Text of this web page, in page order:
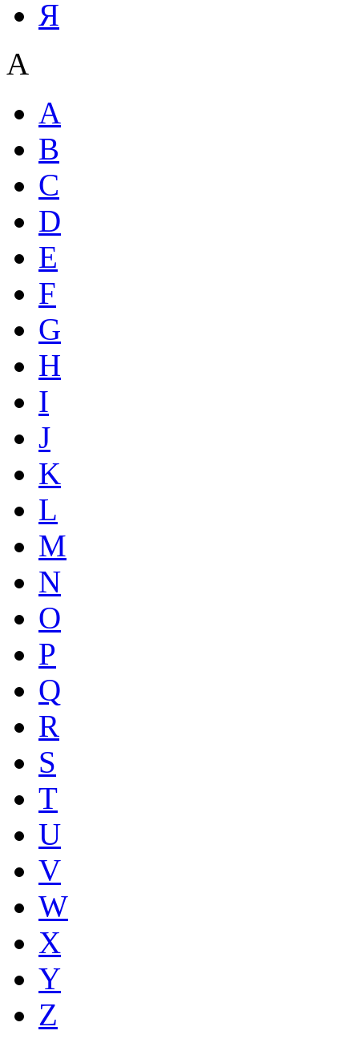
Я
А
A
B
C
D
E
F
G
H
I
J
K
L
M
N
O
P
Q
R
S
T
U
V
W
X
Y
Z